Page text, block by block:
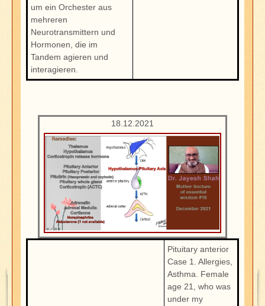
um ein Orchester aus
mehreren
Neurotransmittern und
Hormonen, die im
Tandem agieren und
interagieren.
18.12.2021
Pituitary anterior
Case 1. Allergies,
Asthma. Female
age 21, who was
under my